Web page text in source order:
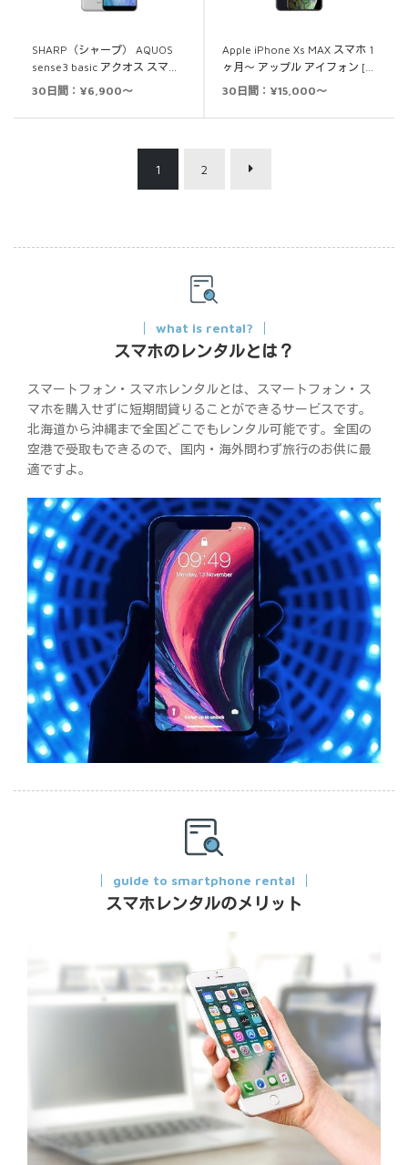
SHARP（シャープ） AQUOS
sense3 basic アクオス スマ…
30日間：¥6,900～
Apple iPhone Xs MAX スマホ 1
ヶ月～ アップル アイフォン […
30日間：¥15,000～
1 2
what is rental?
スマホのレンタルとは？
スマートフォン・スマホレンタルとは、スマートフォン・ス
マホを購入せずに短期間貸りることができるサービスです。
北海道から沖縄まで全国どこでもレンタル可能です。全国の
空港で受取もできるので、国内・海外問わず旅行のお供に最
適ですよ。
guide to smartphone rental
スマホレンタルのメリット